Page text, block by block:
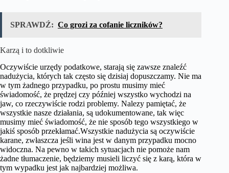
SPRAWDŹ: Co grozi za cofanie liczników?
Karzą i to dotkliwie
Oczywiście urzędy podatkowe, starają się zawsze znaleźć
nadużycia, których tak często się dzisiaj dopuszczamy. Nie ma
w tym żadnego przypadku, po prostu musimy mieć
świadomość, że prędzej czy później wszystko wychodzi na
jaw, co rzeczywiście rodzi problemy. Nalezy pamiętać, że
wszystkie nasze działania, są udokumentowane, tak więc
musimy mieć świadomość, że nie sposób tego wszystkiego w
jakiś sposób przekłamać.Wszystkie nadużycia są oczywiście
karane, zwłaszcza jeśli wina jest w danym przypadku mocno
widoczna. Na pewno w takich sytuacjach nie pomoże nam
żadne tłumaczenie, będziemy musieli liczyć się z karą, która w
tym wypadku jest jak najbardziej możliwa.